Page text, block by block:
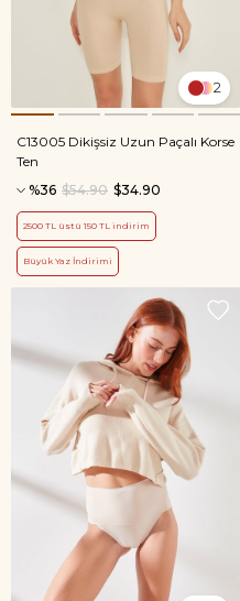
2
C13005 Dikişsiz Uzun Paçalı Korse
Ten
%36
$34.90
$54.90
2500 TL üstü 150 TL indirim
Büyük Yaz İndirimi